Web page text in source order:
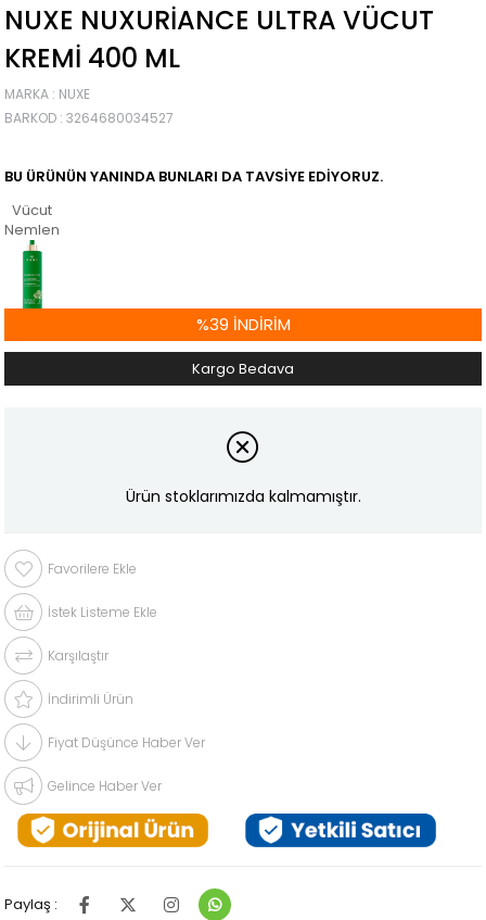
NUXE NUXURIANCE ULTRA VÜCUT
KREMI 400 ML
MARKA : NUXE
BARKOD : 3264680034527
BU ÜRÜNÜN YANINDA BUNLARI DA TAVSIYE EDIYORUZ.
Vücut
Nemlendiricileri
%39 İNDIRIM
Kargo Bedava
Ürün stoklarımızda kalmamıştır.
Favorilere Ekle
İstek Listeme Ekle
Karşılaştır
İndirimli Ürün
Fiyat Düşünce Haber Ver
Gelince Haber Ver
Paylaş :